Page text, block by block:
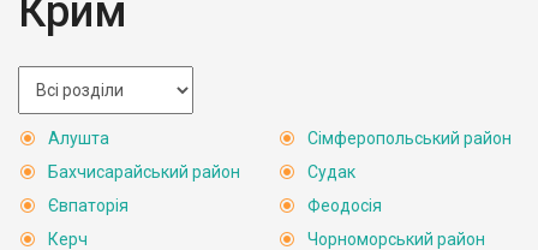
Крим
Алушта
Бахчисарайський район
Євпаторія
Керч
Сімферопольський район
Судак
Феодосія
Чорноморський район